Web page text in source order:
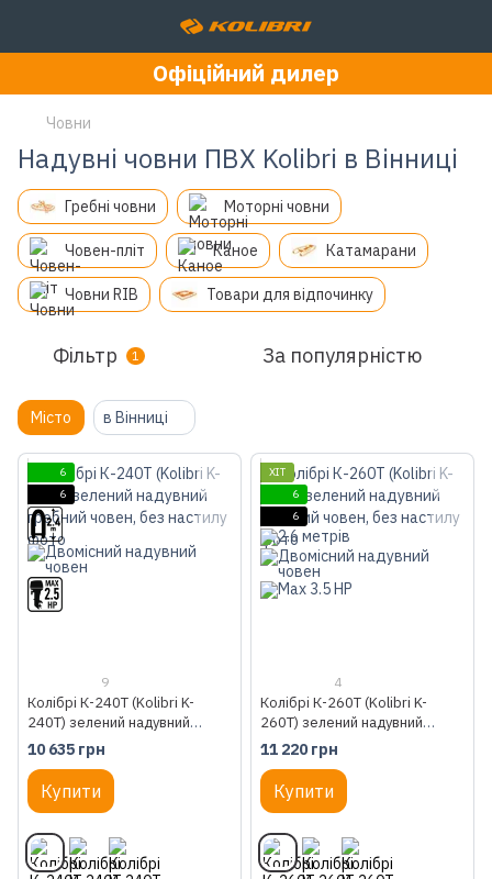
Офіційний дилер
Човни
Надувні човни ПВХ Kolibri в Вінниці
Гребні човни Моторні човни
Човен-пліт Каное Катамарани
Човни RIB Товари для відпочинку
Фільтр 1 За популярністю
Місто в Вінниці
6
6
9
Колібрі К-240Т (Kolibri K-
240T) зелений надувний
гребний човен, без настилу
10 635 грн
Купити
ХІТ
6
6
4
Колібрі К-260Т (Kolibri K-
260T) зелений надувний
гребний човен, без настилу
11 220 грн
Купити